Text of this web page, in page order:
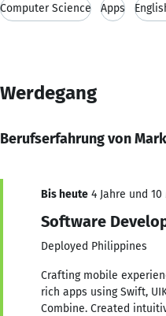
Computer Science Apps
Werdegang
Berufserfahrung von
Bis heute 4 Jahre und
Software
Deployed Philippines
Crafting mobile
rich apps using Swift,
Combine. Created